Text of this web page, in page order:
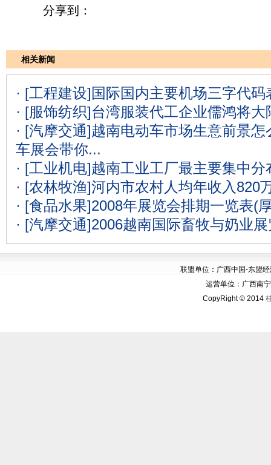
分享到：
相关新闻
· [工程建设]国际国内主要机场三字代码
· [服饰纺织]台湾服装代工企业儒鸿将
· [汽摩交通]越南电动车市场生意前景
车展会带你...
· [工业机电]越南工业工厂最主要集中分
· [农林牧渔]河内市农村人均年收入820
· [食品水果]2008年展览会排期一览表(
· [汽摩交通]2006越南国际畜牧与奶业
联盟单位：广西中国-东盟
运营单位：广西南
CopyRight © 2014